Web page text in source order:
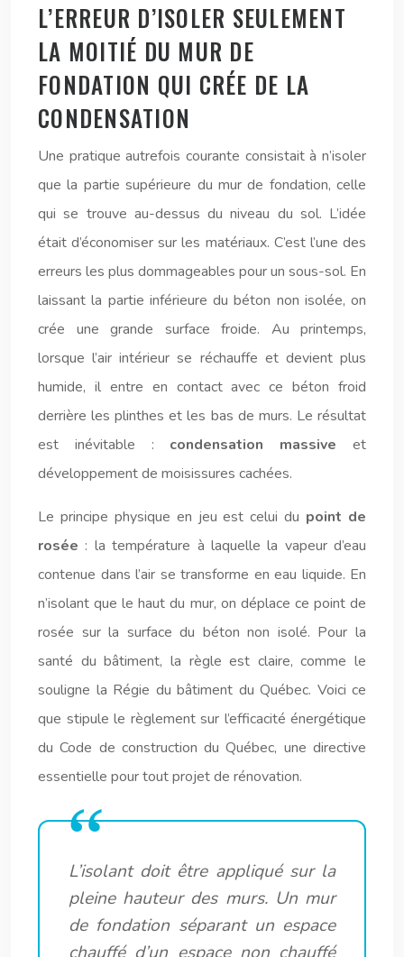
L’ERREUR D’ISOLER SEULEMENT
LA MOITIÉ DU MUR DE
FONDATION QUI CRÉE DE LA
CONDENSATION
Une pratique autrefois courante consistait à n’isoler
que la partie supérieure du mur de fondation, celle
qui se trouve au-dessus du niveau du sol. L’idée
était d’économiser sur les matériaux. C’est l’une des
erreurs les plus dommageables pour un sous-sol. En
laissant la partie inférieure du béton non isolée, on
crée une grande surface froide. Au printemps,
lorsque l’air intérieur se réchauffe et devient plus
humide, il entre en contact avec ce béton froid
derrière les plinthes et les bas de murs. Le résultat
est inévitable : condensation massive et
développement de moisissures cachées.
Le principe physique en jeu est celui du point de
rosée : la température à laquelle la vapeur d’eau
contenue dans l’air se transforme en eau liquide. En
n’isolant que le haut du mur, on déplace ce point de
rosée sur la surface du béton non isolé. Pour la
santé du bâtiment, la règle est claire, comme le
souligne la Régie du bâtiment du Québec. Voici ce
que stipule le règlement sur l’efficacité énergétique
du Code de construction du Québec, une directive
essentielle pour tout projet de rénovation.
L’isolant doit être appliqué sur la
pleine hauteur des murs. Un mur
de fondation séparant un espace